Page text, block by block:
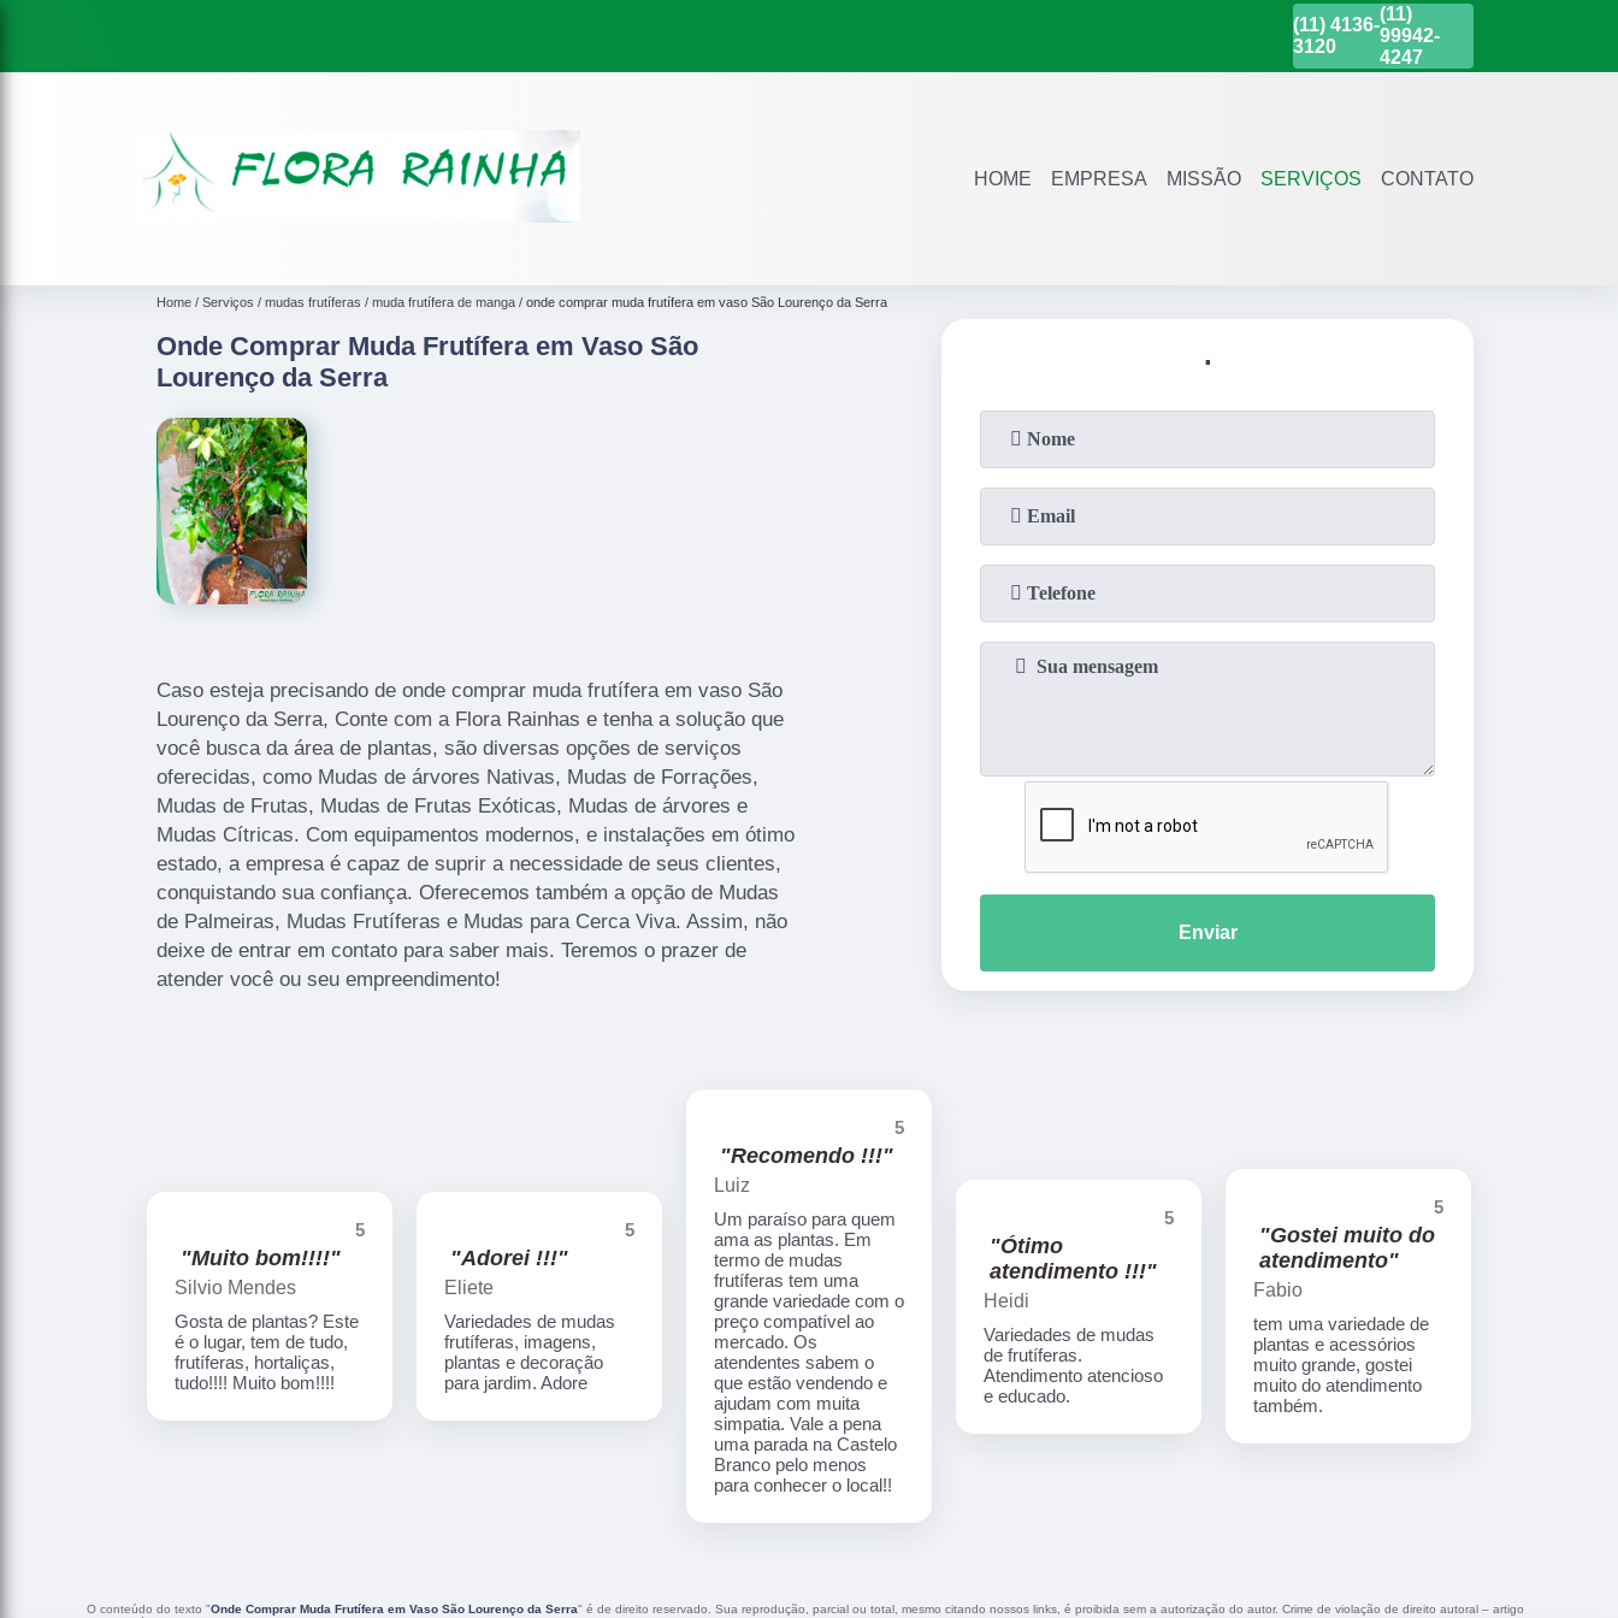
(11) 4136-
3120
(11)
99942-
4247
HOME EMPRESA MISSÃO SERVIÇOS CONTATO
Home Serviços mudas frutíferas muda frutífera de manga onde comprar muda frutífera em vaso São Lourenço da Serra
Onde Comprar Muda Frutífera em Vaso São
Lourenço da Serra
Caso esteja precisando de onde comprar muda frutífera em vaso São
Lourenço da Serra, Conte com a Flora Rainhas e tenha a solução que
você busca da área de plantas, são diversas opções de serviços
oferecidas, como Mudas de árvores Nativas, Mudas de Forrações,
Mudas de Frutas, Mudas de Frutas Exóticas, Mudas de árvores e
Mudas Cítricas. Com equipamentos modernos, e instalações em ótimo
estado, a empresa é capaz de suprir a necessidade de seus clientes,
conquistando sua confiança. Oferecemos também a opção de Mudas
de Palmeiras, Mudas Frutíferas e Mudas para Cerca Viva. Assim, não
deixe de entrar em contato para saber mais. Teremos o prazer de
atender você ou seu empreendimento!
.
Enviar
5
"Muito bom!!!!"
Silvio Mendes
Gosta de plantas? Este
é o lugar, tem de tudo,
frutíferas, hortaliças,
tudo!!!! Muito bom!!!!
5
"Adorei !!!"
Eliete
Variedades de mudas
frutíferas, imagens,
plantas e decoração
para jardim. Adore
5
"Recomendo !!!"
Luiz
Um paraíso para quem
ama as plantas. Em
termo de mudas
frutíferas tem uma
grande variedade com o
preço compatível ao
mercado. Os
atendentes sabem o
que estão vendendo e
ajudam com muita
simpatia. Vale a pena
uma parada na Castelo
Branco pelo menos
para conhecer o local!!
5
"Ótimo
atendimento !!!"
Heidi
Variedades de mudas
de frutíferas.
Atendimento atencioso
e educado.
5
"Gostei muito do
atendimento"
Fabio
tem uma variedade de
plantas e acessórios
muito grande, gostei
muito do atendimento
também.
O conteúdo do texto "Onde Comprar Muda Frutífera em Vaso São Lourenço da Serra" é de direito reservado. Sua reprodução, parcial ou total, mesmo citando nossos links, é proibida sem a autorização do autor. Crime de violação de direito autoral – artigo